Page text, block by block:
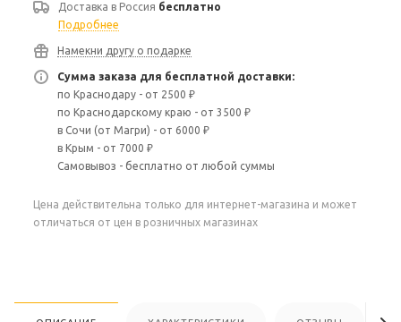
Доставка в Россия бесплатно
Подробнее
Намекни другу о подарке
Сумма заказа для бесплатной доставки:
по Краснодару - от 2500 ₽
по Краснодарскому краю - от 3500 ₽
в Сочи (от Магри) - от 6000 ₽
в Крым - от 7000 ₽
Самовывоз - бесплатно от любой суммы
Цена действительна только для интернет-магазина и может
отличаться от цен в розничных магазинах